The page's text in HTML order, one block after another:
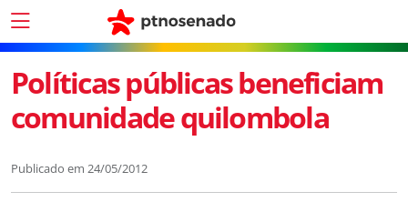
Políticas públicas beneficiam
comunidade quilombola
Publicado em 24/05/2012